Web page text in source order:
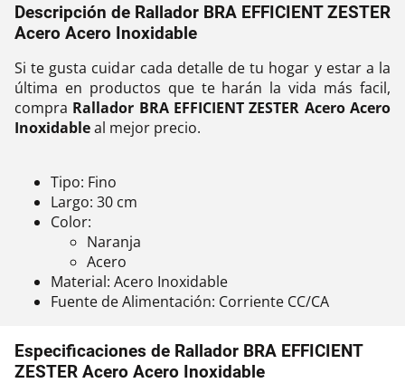
Descripción de Rallador BRA EFFICIENT ZESTER
Acero Acero Inoxidable
Si te gusta cuidar cada detalle de tu hogar y estar a la
última en productos que te harán la vida más facil,
compra Rallador BRA EFFICIENT ZESTER Acero Acero
Inoxidableal mejor precio.
Tipo: Fino
Largo: 30 cm
Color:
Naranja
Acero
Material: Acero Inoxidable
Fuente de Alimentación: Corriente CC/CA
Especificaciones de Rallador BRA EFFICIENT
ZESTER Acero Acero Inoxidable